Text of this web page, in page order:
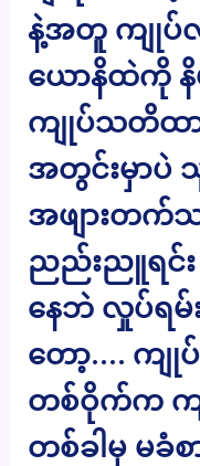
နဲ့အတူ ကျုပ်
ယောနိထဲကို
ကျုပ်သတိထ
အတွင်းမှာပဲ
အဖျားတက်
ညည်းညူရင်း
နေဘဲ လှုပ်ရမ်
တော့…. ကျု
တစ်ဝိုက်က ကျ
တစ်ခါမှ မခံ